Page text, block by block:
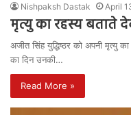
Nishpaksh Dastak April
मृत्यु का रहस्य बताते
अजीत सिंह युद्धिष्ठर को अपनी मृत्यु
का दिन उनकी…
Read More »